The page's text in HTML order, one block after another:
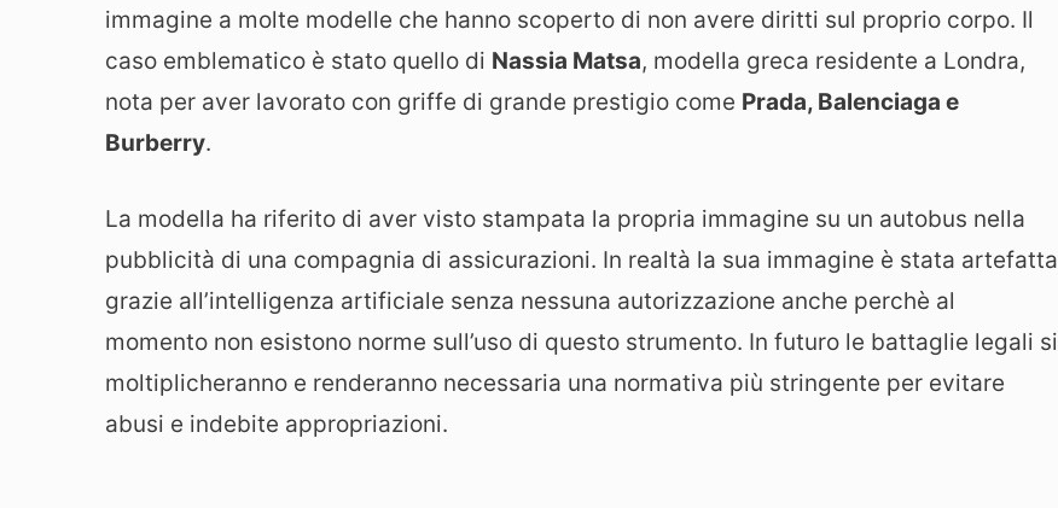
immagine a molte modelle che hanno scoperto di non avere diritti sul proprio corpo. Il
caso emblematico è stato quello di Nassia Matsa, modella greca residente a Londra,
nota per aver lavorato con griffe di grande prestigio come Prada, Balenciaga e
Burberry.
La modella ha riferito di aver visto stampata la propria immagine su un autobus nella
pubblicità di una compagnia di assicurazioni. In realtà la sua immagine è stata artefatta
grazie all’intelligenza artificiale senza nessuna autorizzazione anche perchè al
momento non esistono norme sull’uso di questo strumento. In futuro le battaglie legali si
moltiplicheranno e renderanno necessaria una normativa più stringente per evitare
abusi e indebite appropriazioni.